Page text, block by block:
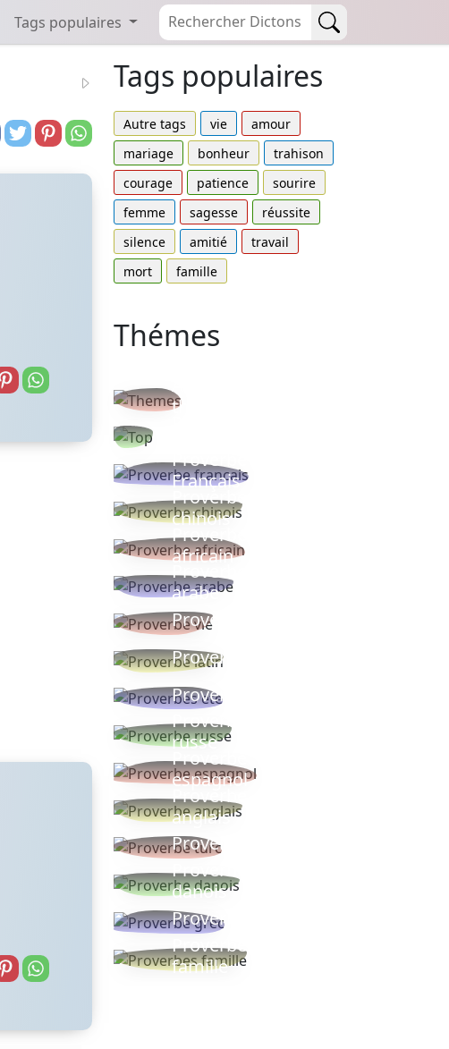
Tags populaires
Tags populaires
Autre tags vie
amour
mariage
bonheur
trahison
courage
patience
sourire
femme
sagesse
réussite
silence
amitié
travail
mort
famille
Thémes
thèmes
Proverbe
Français
Proverbe
chinois
Proverbe
africain
Proverbe
arabe
Proverbe vie
Proverbe latin
Proverbes ete
Proverbe
russe
Proverbe
espagnol
Proverbe
anglais
Proverbe turc
Proverbe
danois
Proverbe grec
Proverbes
famille